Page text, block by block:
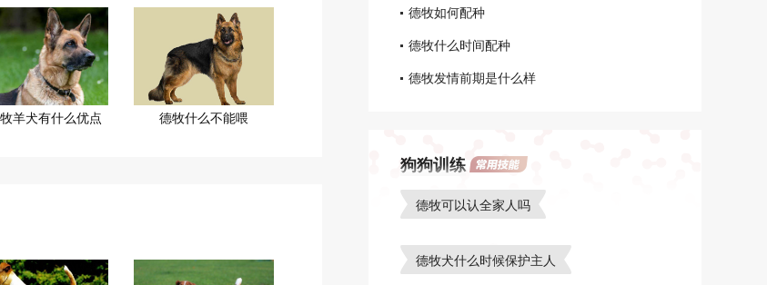
羊犬有什么优点 德牧什么不能喂
德牧如何配种
德牧什么时间配种
德牧发情前期是什么样
狗狗训练
德牧可以认全家人吗
德牧犬什么时候保护主人